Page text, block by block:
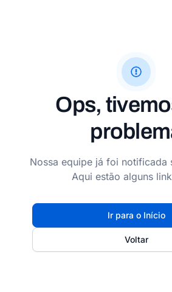
Ops,
Nossa equipe já foi notificada
Aqui estão alguns
Ir para o Início
Voltar